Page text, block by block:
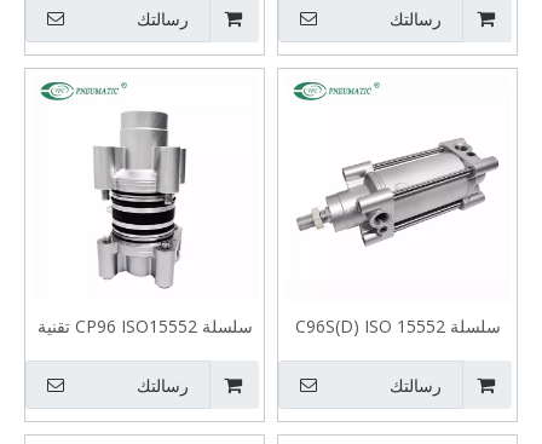
رسالتك
الفعل
رسالتك
سلسلة C96S(D) ISO 15552
رسالتك
سلسلة CP96 ISO15552 تقنية
الأسطوانات
رسالتك